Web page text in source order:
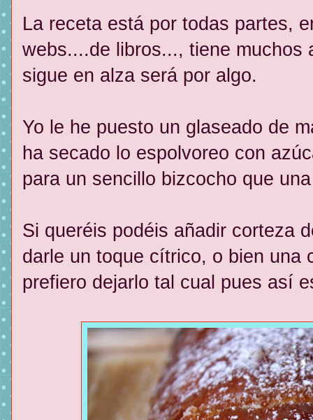
La receta está por todas partes,
webs....de libros..., tiene muchos
sigue en alza será por algo.
Yo le he puesto un glaseado de
ha secado lo espolvoreo con
para un sencillo bizcocho que
Si queréis podéis añadir corteza
darle un toque cítrico, o bien una
prefiero dejarlo tal cual pues así